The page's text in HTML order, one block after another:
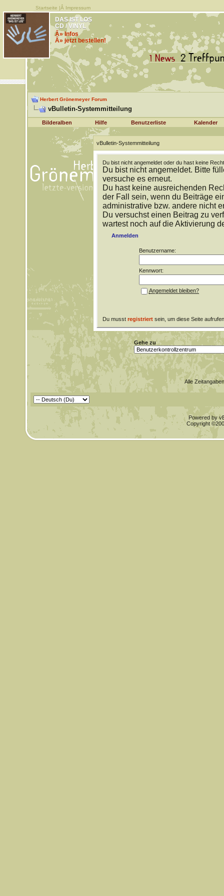
Startseite |Â Impressum
DAS IST LOS
CD / VINYL
Â» Infos
Â» jetzt bestellen!
Herbert Grönemeyer Forum
vBulletin-Systemmitteilung
Bilderalben Hilfe Benutzerliste Kalender
vBulletin-Systemmitteilung
Du bist nicht angemeldet oder du hast keine
Du bist nicht angemeldet. Bitte
versuche es erneut.
Du hast keine ausreichenden
der Fall sein, wenn du Beiträge
administrative bzw. andere nicht
Du versuchst einen Beitrag zu
wartest noch auf die Aktivierung
Anmelden
Benutzername:
Kennwort:
Angemeldet bleiben?
Du musst registriertsein, um diese Seite
Gehe zu
Alle
Powered by
Copyright